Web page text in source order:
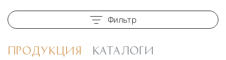
По новизне
По цене по возрастанию
Фильтр
ПРОДУКЦИЯ КАТАЛОГИ